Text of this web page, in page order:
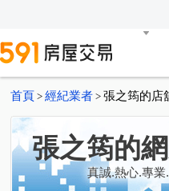
首頁 > 經紀業者 > 張之筠的店
張之筠的
真誠.熱心.專業